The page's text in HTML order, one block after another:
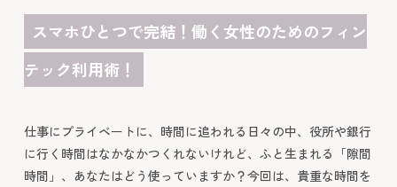
スマホひとつで完結！働く女性のためのフィン
テック利用術！
仕事にプライベートに、時間に追われる日々の中、役所や銀行
に行く時間はなかなかつくれないけれど、ふと生まれる「隙間
時間」、あなたはどう使っていますか？今回は、貴重な時間を